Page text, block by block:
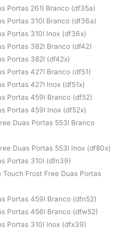
Portas 261l Branco (df35a)
Portas 310l Branco (df36a)
Portas 310l Inox (df36x)
Portas 382l Branco (df42)
Portas 382l (df42x)
Portas 427l Branco (df51)
Portas 427l Inox (df51x)
Portas 459l Branco (df52)
Portas 459l Inox (df52x)
Duas Portas 553l Branco
Duas Portas 553l Inox (df80x)
Portas 310l (dfn39)
Frost Free Duas Portas
Portas 459l Branco (dfn52)
Portas 456l Branco (dfw52)
Portas 310l Inox (dfx39)